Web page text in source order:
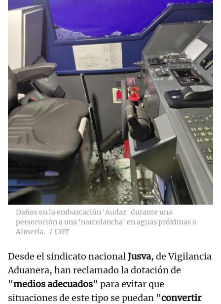
Daños en la embarcación 'Audaz' durante una
persecución a una 'narcolancha' en aguas próximas a
Almería.
UGT
Desde el sindicato nacionalJusva, de Vigilancia
Aduanera, han reclamado la dotación de
"medios adecuados" para evitar que
situaciones de este tipo se puedan "convertir